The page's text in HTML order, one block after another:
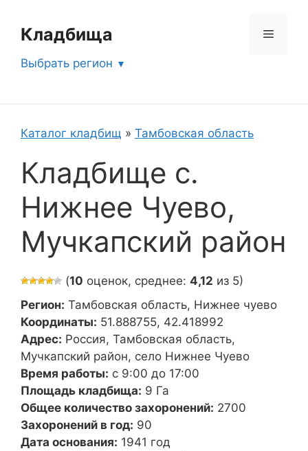
содержимому
Кладбища Меню
Выбрать регион
Каталог кладбищ » Тамбовская область
Кладбище с.
Нижнее Чуево,
Мучкапский район
(10 оценок, среднее: 4,12 из 5)
Регион: Тамбовская область, Нижнее чуево
Координаты: 51.888755, 42.418992
Адрес: Россия, Тамбовская область,
Мучкапский район, село Нижнее Чуево
Время работы: с 9:00 до 17:00
Площадь кладбища: 9 Га
Общее количество захоронений: 2700
Захоронений в год: 90
Дата основания: 1941 год